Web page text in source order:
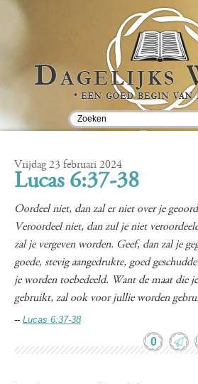
Vrijdag 23 februari 2024
Lucas 6:37-38
Oordeel niet, dan zal er niet over je
Veroordeel niet, dan zul je niet
zal je vergeven worden. Geef, dan zal je
goede, stevig aangedrukte, goed
je worden toebedeeld. Want de maat die
gebruikt, zal ook voor jullie worden
-- Lucas 6:37-38
0